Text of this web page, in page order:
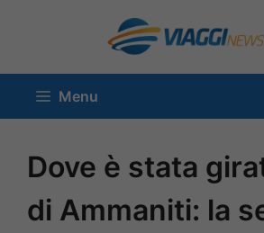
contenuto
Menu
Dove è stata
di Ammaniti: la